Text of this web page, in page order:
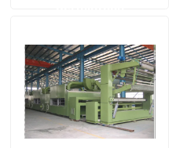
Mesin Finishing Stenter
Pengaturan Heat Stenter